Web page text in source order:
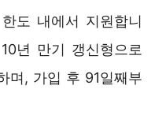
도 내에서 지원합니
년 만기 갱신형으로
며, 가입 후 91일째부